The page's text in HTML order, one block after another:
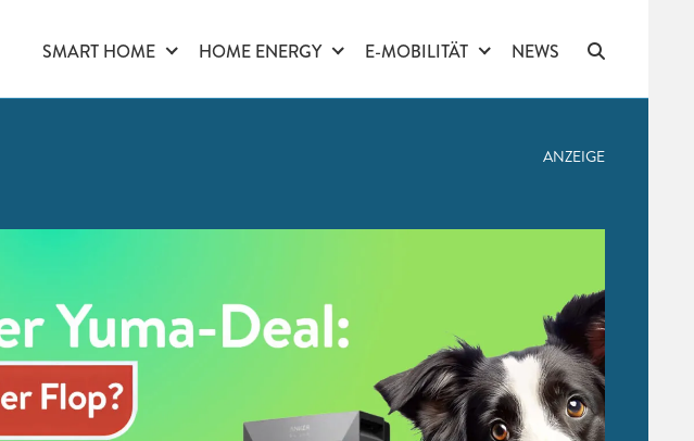
SMART HOME HOME ENERGY E-MOBILITÄT NEWS
ANZEIGE